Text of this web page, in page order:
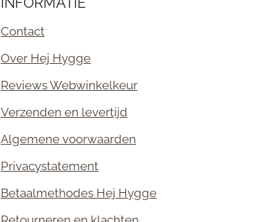
Contact
Over Hej Hygge
Reviews Webwinkelkeur
Verzenden en levertijd
Algemene voorwaarden
Privacystatement
Betaalmethodes Hej Hygge